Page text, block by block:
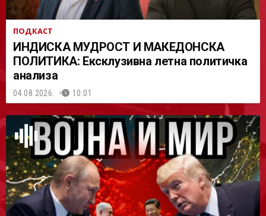
ПОДКАСТ
ИНДИСКА МУДРОСТ И МАКЕДОНСКА
ПОЛИТИКА: Ексклузивна летна политичка
анализа
04.08.2026. 10:01